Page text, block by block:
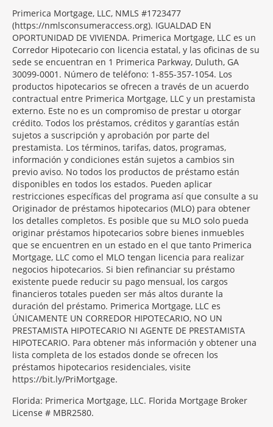
Primerica Mortgage, LLC, NMLS #1723477
(https://nmlsconsumeraccess.org). IGUALDAD EN
OPORTUNIDAD DE VIVIENDA. Primerica Mortgage, LLC es un
Corredor Hipotecario con licencia estatal, y las oficinas de su
sede se encuentran en 1 Primerica Parkway, Duluth, GA
30099-0001. Número de teléfono: 1-855-357-1054. Los
productos hipotecarios se ofrecen a través de un acuerdo
contractual entre Primerica Mortgage, LLC y un prestamista
externo. Este no es un compromiso de prestar u otorgar
crédito. Todos los préstamos, créditos y garantías están
sujetos a suscripción y aprobación por parte del
prestamista. Los términos, tarifas, datos, programas,
información y condiciones están sujetos a cambios sin
previo aviso. No todos los productos de préstamo están
disponibles en todos los estados. Pueden aplicar
restricciones específicas del programa así que consulte a su
Originador de préstamos hipotecarios (MLO) para obtener
los detalles completos. Es posible que su MLO solo pueda
originar préstamos hipotecarios sobre bienes inmuebles
que se encuentren en un estado en el que tanto Primerica
Mortgage, LLC como el MLO tengan licencia para realizar
negocios hipotecarios. Si bien refinanciar su préstamo
existente puede reducir su pago mensual, los cargos
financieros totales pueden ser más altos durante la
duración del préstamo. Primerica Mortgage, LLC es
ÚNICAMENTE UN CORREDOR HIPOTECARIO, NO UN
PRESTAMISTA HIPOTECARIO NI AGENTE DE PRESTAMISTA
HIPOTECARIO. Para obtener más información y obtener una
lista completa de los estados donde se ofrecen los
préstamos hipotecarios residenciales, visite
https://bit.ly/PriMortgage.
Florida: Primerica Mortgage, LLC. Florida Mortgage Broker
License # MBR2580.